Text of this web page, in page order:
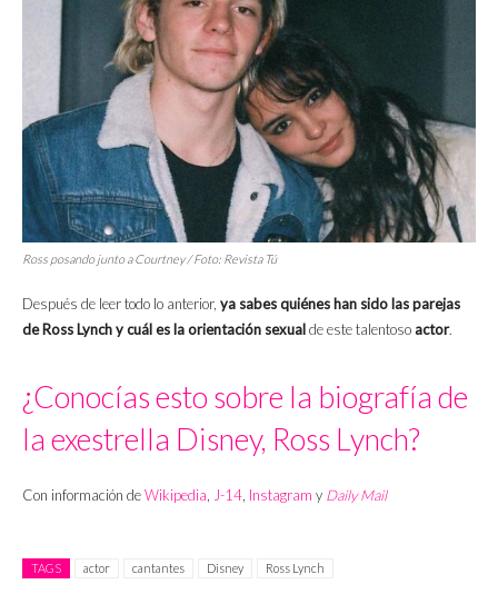
Ross posando junto a Courtney / Foto: Revista Tú
Después de leer todo lo anterior, ya sabes quiénes han sido las parejas
de Ross Lynch y cuál es la orientación sexualde este talentoso actor.
¿Conocías esto sobre la biografía de
la exestrella Disney, Ross Lynch?
Con información deWikipedia J-14 Instagram y Daily Mail
TAGS actor cantantes Disney Ross Lynch